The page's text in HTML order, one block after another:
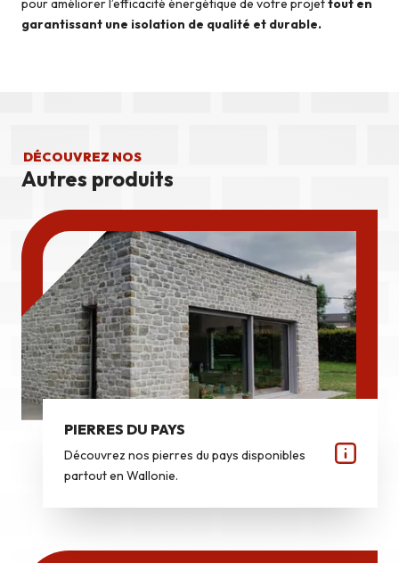
pour améliorer l’efficacité énergétique de votre projettout en
garantissant une isolation de qualité et durable.
DÉCOUVREZ NOS
Autres produits
PIERRES DU PAYS
Découvrez nos pierres du pays disponibles
partout en Wallonie.